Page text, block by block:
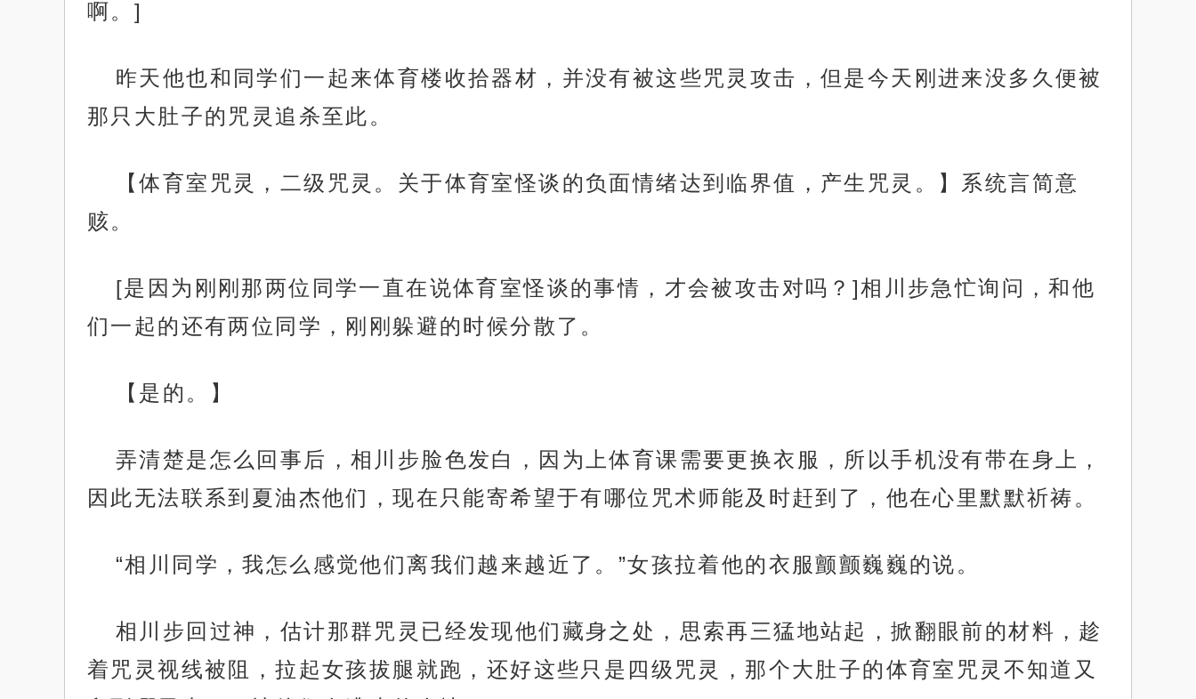
啊。]
昨天他也和同学们一起来体育楼收拾器材，并没有被这些咒灵攻击，但是今天刚进来没多久便被
那只大肚子的咒灵追杀至此。
【体育室咒灵，二级咒灵。关于体育室怪谈的负面情绪达到临界值，产生咒灵。】系统言简意
赅。
[是因为刚刚那两位同学一直在说体育室怪谈的事情，才会被攻击对吗？]相川步急忙询问，和他
们一起的还有两位同学，刚刚躲避的时候分散了。
【是的。】
弄清楚是怎么回事后，相川步脸色发白，因为上体育课需要更换衣服，所以手机没有带在身上，
因此无法联系到夏油杰他们，现在只能寄希望于有哪位咒术师能及时赶到了，他在心里默默祈祷。
“相川同学，我怎么感觉他们离我们越来越近了。”女孩拉着他的衣服颤颤巍巍的说。
相川步回过神，估计那群咒灵已经发现他们藏身之处，思索再三猛地站起，掀翻眼前的材料，趁
着咒灵视线被阻，拉起女孩拔腿就跑，还好这些只是四级咒灵，那个大肚子的体育室咒灵不知道又